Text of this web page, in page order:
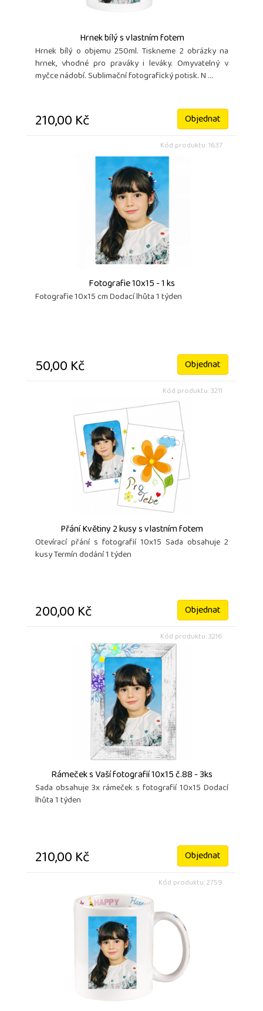
Hrnek bílý s vlastním fotem
Hrnek bílý o objemu 250ml. Tiskneme 2 obrázky na
hrnek, vhodné pro praváky i leváky. Omyvatelný v
myčce nádobí. Sublimační fotografický potisk. N ...
210,00 Kč Objednat
Kód produktu: 1637
Fotografie 10x15 - 1 ks
Fotografie 10x15 cm Dodací lhůta 1 týden
50,00 Kč Objednat
Kód produktu: 3211
Přání Květiny 2 kusy s vlastním fotem
Otevírací přání s fotografií 10x15 Sada obsahuje 2
kusy Termín dodání 1 týden
200,00 Kč Objednat
Kód produktu: 3216
Rámeček s Vaší fotografií 10x15 č.88 - 3ks
Sada obsahuje 3x rámeček s fotografií 10x15 Dodací
lhůta 1 týden
210,00 Kč Objednat
Kód produktu: 2759